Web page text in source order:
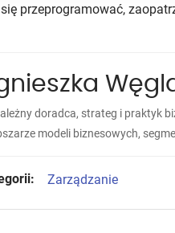
przeprogramować,
doradca, strateg i praktyk
modeli biznesowych,
Zarządzanie